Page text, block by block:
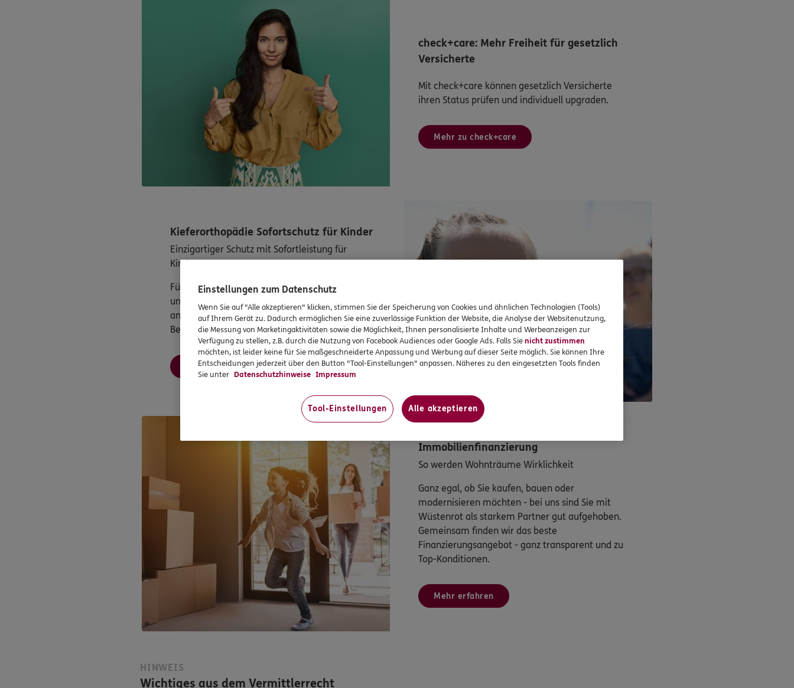
check+care: Mehr Freiheit für gesetzlich
Versicherte
Mit check+care können gesetzlich Versicherte
ihren Status prüfen und individuell upgraden.
Mehr zu check+care
Kieferorthopädie Sofortschutz für Kinder
Einzigartiger Schutz mit Sofortleistung für
Kinder
Für die Zahngesundheit Ihrer Kinder und nur bei
uns: Sie erhalten Sofortleistungen bei bereits
angeratener oder laufender Kieferorthopädie-
Behandlung.
Mehr erfahren
Immobilienfinanzierung
So werden Wohnträume Wirklichkeit
Ganz egal, ob Sie kaufen, bauen oder
modernisieren möchten - bei uns sind Sie mit
Wüstenrot als starkem Partner gut aufgehoben.
Gemeinsam finden wir das beste
Finanzierungsangebot - ganz transparent und zu
Top-Konditionen.
Mehr erfahren
HINWEIS
Wichtiges aus dem Vermittlerrecht
Einstellungen zum Datenschutz
Wenn Sie auf "Alle akzeptieren" klicken, stimmen Sie der Speicherung von Cookies und ähnlichen Technologien (Tools)
auf Ihrem Gerät zu. Dadurch ermöglichen Sie eine zuverlässige Funktion der Website, die Analyse der Websitenutzung,
die Messung von Marketingaktivitäten sowie die Möglichkeit, Ihnen personalisierte Inhalte und Werbeanzeigen zur
Verfügung zu stellen, z.B. durch die Nutzung von Facebook Audiences oder Google Ads. Falls Sienicht zustimmen
möchten, ist leider keine für Sie maßgeschneiderte Anpassung und Werbung auf dieser Seite möglich. Sie können Ihre
Entscheidungen jederzeit über den Button "Tool-Einstellungen" anpassen. Näheres zu den eingesetzten Tools finden
Sie unter Datenschutzhinweise Impressum
Tool-Einstellungen Alle akzeptieren